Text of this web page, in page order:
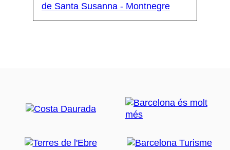
de Santa Susanna - Montnegre